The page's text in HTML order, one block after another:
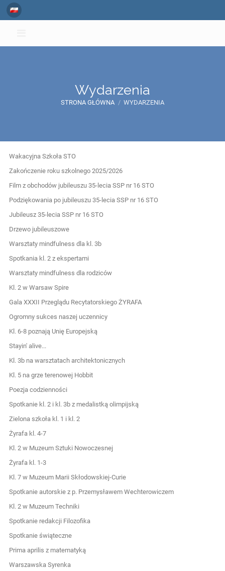
Wydarzenia
STRONA GŁÓWNA / WYDARZENIA
Wydarzenia
Wakacyjna Szkoła STO
Zakończenie roku szkolnego 2025/2026
Film z obchodów jubileuszu 35-lecia SSP nr 16 STO
Podziękowania po jubileuszu 35-lecia SSP nr 16 STO
Jubileusz 35-lecia SSP nr 16 STO
Drzewo jubileuszowe
Warsztaty mindfulness dla kl. 3b
Spotkania kl. 2 z ekspertami
Warsztaty mindfulness dla rodziców
Kl. 2 w Warsaw Spire
Gala XXXII Przeglądu Recytatorskiego ŻYRAFA
Ogromny sukces naszej uczennicy
Kl. 6-8 poznają Unię Europejską
Stayin' alive...
Kl. 3b na warsztatach architektonicznych
Kl. 5 na grze terenowej Hobbit
Poezja codzienności
Spotkanie kl. 2 i kl. 3b z medalistką olimpijską
Zielona szkoła kl. 1 i kl. 2
Żyrafa kl. 4-7
Kl. 2 w Muzeum Sztuki Nowoczesnej
Żyrafa kl. 1-3
Kl. 7 w Muzeum Marii Skłodowskiej-Curie
Spotkanie autorskie z p. Przemysławem Wechterowiczem
Kl. 2 w Muzeum Techniki
Spotkanie redakcji Filozofika
Spotkanie świąteczne
Prima aprilis z matematyką
Warszawska Syrenka